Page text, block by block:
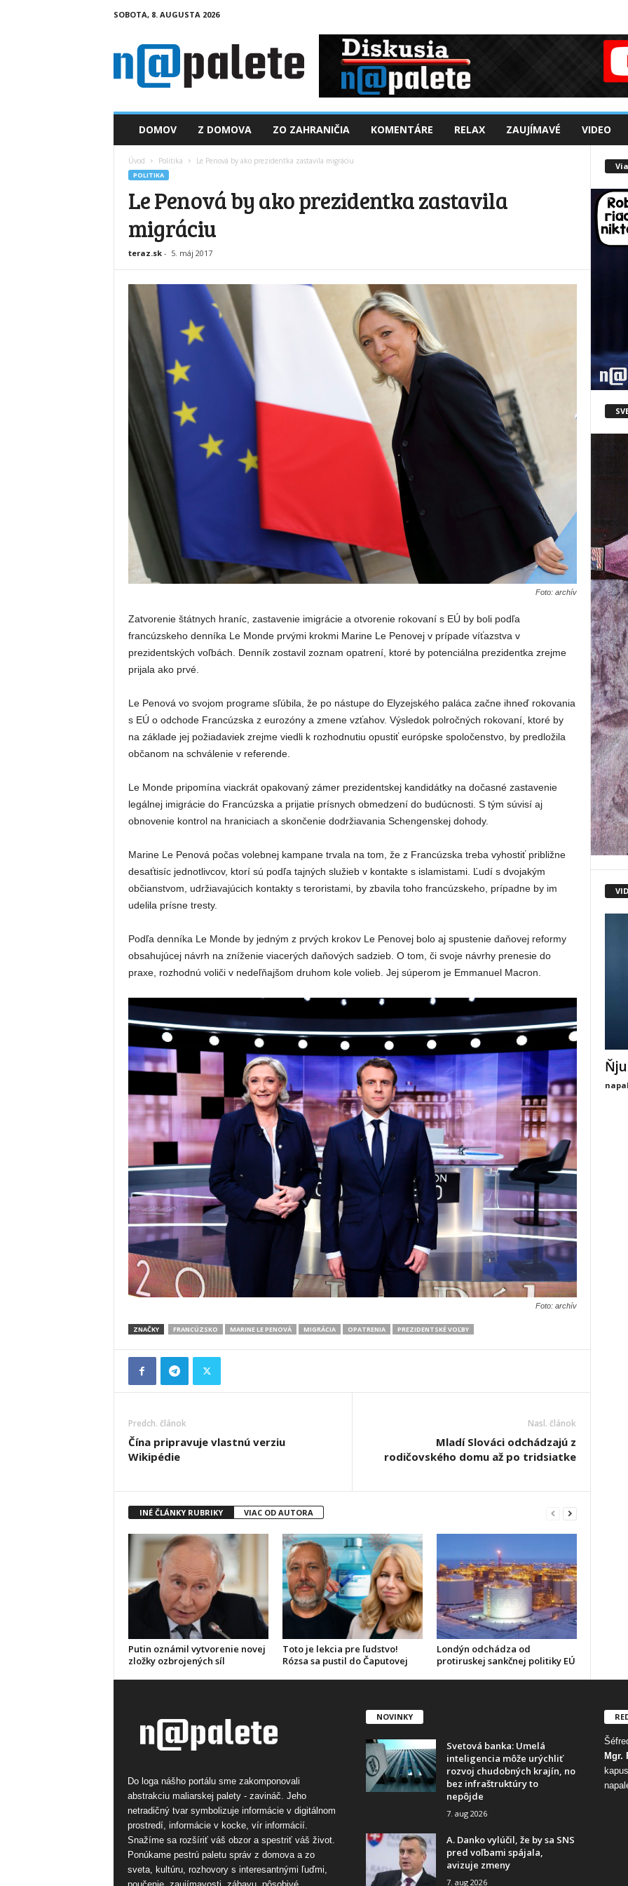
SOBOTA, 8. AUGUSTA 2026
a
DOMOV Z DOMOVA ZO ZAHRANIČIA KOMENTÁRE RELAX ZAUJÍMAVÉ VIDEO
Úvod Politika Le Penová by ako prezidentka zastavila migráciu
POLITIKA
Le Penová by ako prezidentka zastavila
migráciu
teraz.sk- 5. máj 2017
Foto: archív
Zatvorenie štátnych hraníc, zastavenie imigrácie a otvorenie rokovaní s EÚ by boli podľa
francúzskeho denníka Le Monde prvými krokmi Marine Le Penovej v prípade víťazstva v
prezidentských voľbách. Denník zostavil zoznam opatrení, ktoré by potenciálna prezidentka zrejme
prijala ako prvé.
Le Penová vo svojom programe sľúbila, že po nástupe do Elyzejského paláca začne ihneď rokovania
s EÚ o odchode Francúzska z eurozóny a zmene vzťahov. Výsledok polročných rokovaní, ktoré by
na základe jej požiadaviek zrejme viedli k rozhodnutiu opustiť európske spoločenstvo, by predložila
občanom na schválenie v referende.
Le Monde pripomína viackrát opakovaný zámer prezidentskej kandidátky na dočasné zastavenie
legálnej imigrácie do Francúzska a prijatie prísnych obmedzení do budúcnosti. S tým súvisí aj
obnovenie kontrol na hraniciach a skončenie dodržiavania Schengenskej dohody.
Marine Le Penová počas volebnej kampane trvala na tom, že z Francúzska treba vyhostiť približne
desaťtisíc jednotlivcov, ktorí sú podľa tajných služieb v kontakte s islamistami. Ľudí s dvojakým
občianstvom, udržiavajúcich kontakty s teroristami, by zbavila toho francúzskeho, prípadne by im
udelila prísne tresty.
Podľa denníka Le Monde by jedným z prvých krokov Le Penovej bolo aj spustenie daňovej reformy
obsahujúcej návrh na zníženie viacerých daňových sadzieb. O tom, či svoje návrhy prenesie do
praxe, rozhodnú voliči v nedeľňajšom druhom kole volieb. Jej súperom je Emmanuel Macron.
Foto: archív
ZNAČKY FRANCÚZSKO MARINE LE PENOVÁ MIGRÁCIA OPATRENIA PREZIDENTSKÉ VOĽBY
Predch. článok
Čína pripravuje vlastnú verziu
Wikipédie
Nasl. článok
Mladí Slováci odchádzajú z
rodičovského domu až po tridsiatke
INÉ ČLÁNKY RUBRIKY VIAC OD AUTORA
Putin oznámil vytvorenie novej
zložky ozbrojených síl
Toto je lekcia pre ľudstvo!
Rózsa sa pustil do Čaputovej
Londýn odchádza od
protiruskej sankčnej politiky EÚ
Do loga nášho portálu sme zakomponovali
abstrakciu maliarskej palety - zavináč. Jeho
netradičný tvar symbolizuje informácie v digitálnom
prostredí, informácie v kocke, vír informácií.
Snažíme sa rozšíriť váš obzor a spestriť váš život.
Ponúkame pestrú paletu správ z domova a zo
sveta, kultúru, rozhovory s interesantnými ľuďmi,
NOVINKY
Svetová banka: Umelá
inteligencia môže urýchliť
rozvoj chudobných krajín, no
bez infraštruktúry to
nepôjde
7. aug 2026
A. Danko vylúčil, že by sa SNS
pred voľbami spájala,
avizuje zmeny
7. aug 2026
Mgr.